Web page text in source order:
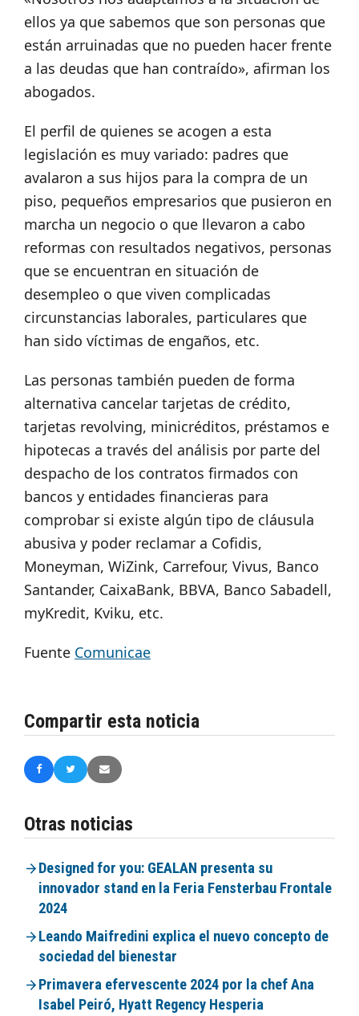
ellos ya que sabemos que son personas que
están arruinadas que no pueden hacer frente
a las deudas que han contraído», afirman los
abogados.
El perfil de quienes se acogen a esta
legislación es muy variado: padres que
avalaron a sus hijos para la compra de un
piso, pequeños empresarios que pusieron en
marcha un negocio o que llevaron a cabo
reformas con resultados negativos, personas
que se encuentran en situación de
desempleo o que viven complicadas
circunstancias laborales, particulares que
han sido víctimas de engaños, etc.
Las personas también pueden de forma
alternativa cancelar tarjetas de crédito,
tarjetas revolving, minicréditos, préstamos e
hipotecas a través del análisis por parte del
despacho de los contratos firmados con
bancos y entidades financieras para
comprobar si existe algún tipo de cláusula
abusiva y poder reclamar a Cofidis,
Moneyman, WiZink, Carrefour, Vivus, Banco
Santander, CaixaBank, BBVA, Banco Sabadell,
myKredit, Kviku, etc.
Fuente Comunicae
Compartir esta noticia
Otras noticias
Designed for you: GEALAN presenta su
innovador stand en la Feria Fensterbau Frontale
2024
Leando Maifredini explica el nuevo concepto de
sociedad del bienestar
Primavera efervescente 2024 por la chef Ana
Isabel Peiró, Hyatt Regency Hesperia